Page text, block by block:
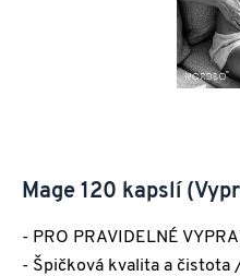
Mage 120 kapslí
- PRO PRAVIDELNÉ
- Špičková kvalita a čistota